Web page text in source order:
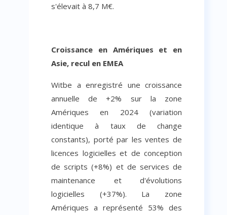
s'élevait à 8,7 M€.
Croissance en Amériques et en
Asie, recul en EMEA
Witbe a enregistré une croissance
annuelle de +2% sur la zone
Amériques en 2024 (variation
identique à taux de change
constants), porté par les ventes de
licences logicielles et de conception
de scripts (+8%) et de services de
maintenance et d'évolutions
logicielles (+37%). La zone
Amériques a représenté 53% des